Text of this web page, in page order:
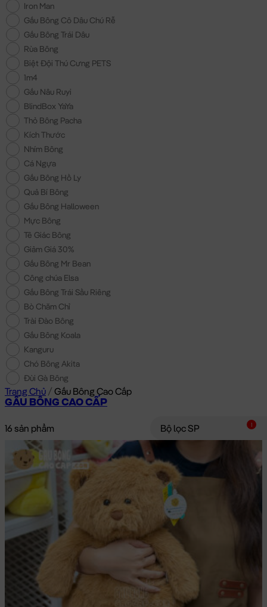
Iron Man
Gấu Bông Cô Dâu Chú Rễ
Gấu Bông Trái Dâu
Rùa Bông
Biệt Đội Thú Cưng PETS
1m4
Gấu Nâu Ruyi
BlindBox YaYa
Thỏ Bông Pacha
Kích Thước
Nhím Bông
Cá Ngựa
Gấu Bông Hồ Ly
Quả Bí Bông
Gấu Bông Halloween
Mực Bông
Tê Giác Bông
Giảm Giá 30%
Gấu Bông Mr Bean
Công chúa Elsa
Gấu Bông Trái Sầu Riêng
Bò Chăm Chỉ
Trài Đào Bông
Gấu Bông Koala
Kanguru
Chó Bông Akita
Đùi Gà Bông
Trang Chủ / Gấu Bông Cao Cấp
GẤU BÔNG CAO CẤP
16 sản phẩm Bộ lọc SP 1